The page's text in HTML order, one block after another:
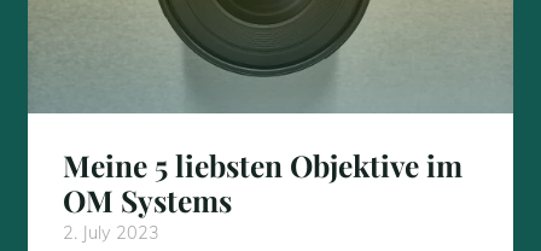
Meine 5 liebsten Objektive im
OM Systems
2. July 2023